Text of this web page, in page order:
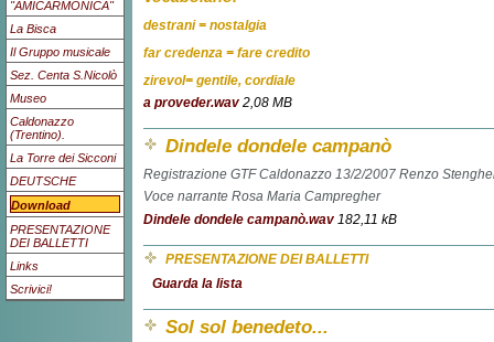
"AMICARMONICA"
La Bisca
Il Gruppo musicale
Sez. Centa S.Nicolò
Museo
Caldonazzo
(Trentino).
La Torre dei Sicconi
DEUTSCHE
Download
PRESENTAZIONE
DEI BALLETTI
Links
Scrivici!
destrani = nostalgia
far credenza = fare credito
zirevol= gentile, cordiale
a proveder.wav 2,08 MB
Dindele dondele campanò
Registrazione GTF Caldonazzo 13/2/2007 Renzo
Voce narrante Rosa Maria Campregher
Dindele dondele campanò.wav 182,11 kB
PRESENTAZIONE DEI BALLETTI
Guarda la lista
Sol sol benedeto...